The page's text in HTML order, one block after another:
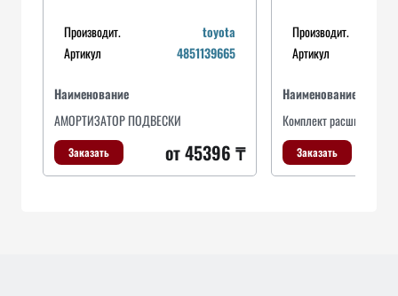
Производит.
toyota
Артикул
4851139665
Наименование
АМОРТИЗАТОР ПОДВЕСКИ
Заказать от 45396 ₸
Производит.
Артикул
Наименование
Комплект расширения,
Заказать